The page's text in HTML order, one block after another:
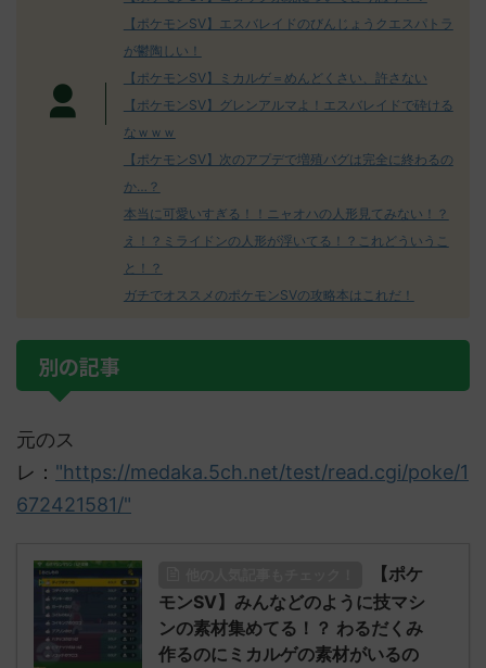
【ポケモンSV】エスバレイドのびんじょうクエスパトラ
が鬱陶しい！
【ポケモンSV】ミカルゲ＝めんどくさい、許さない
【ポケモンSV】グレンアルマよ！エスバレイドで砕ける
なｗｗｗ
【ポケモンSV】次のアプデで増殖バグは完全に終わるの
か…？
本当に可愛いすぎる！！ニャオハの人形見てみない！？
え！？ミライドンの人形が浮いてる！？これどういうこ
と！？
ガチでオススメのポケモンSVの攻略本はこれだ！
別の記事
元のス
レ： "https://medaka.5ch.net/test/read.cgi/poke/1
672421581/"
【ポケ
モンSV】みんなどのように技マシ
ンの素材集めてる！？ わるだくみ
作るのにミカルゲの素材がいるの